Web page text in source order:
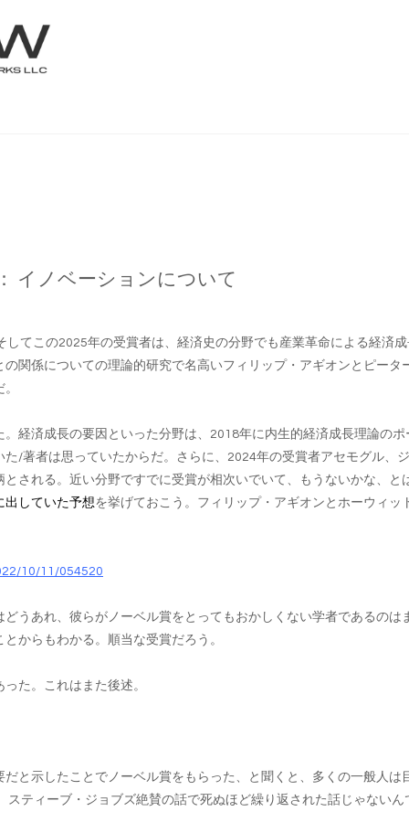
イノベーションについて
てこの2025年の受賞者は、経済史の分野でも産業革命による経済
関係についての理論的研究で名高いフィリップ・アギオンとピー
経済成長の要因といった分野は、2018年に内生的経済成長理論の
/著者は思っていたからだ。さらに、2024年の受賞者アセモグル、
される。近い分野ですでに受賞が相次いでいて、もうないかな、
出していた予想を挙げておこう。フィリップ・アギオンとホーウィ
10/11/054520
うあれ、彼らがノーベル賞をとってもおかしくない学者であるの
からもわかる。順当な受賞だろう。
た。これはまた後述。
と示したことでノーベル賞をもらった、と聞くと、多くの一般人
スティーブ・ジョブズ絶賛の話で死ぬほど繰り返された話じゃないん